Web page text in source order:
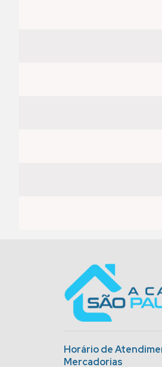
Horário de
Mercadorias